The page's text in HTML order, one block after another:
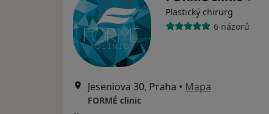
Plastický chirurg
6 názorů
Jeseniova 30, Praha • Mapa
FORMÉ clinic